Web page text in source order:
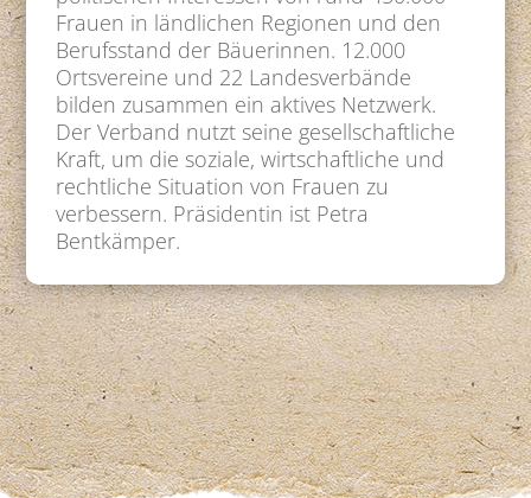
Frauen in ländlichen Regionen und den
Berufsstand der Bäuerinnen. 12.000
Ortsvereine und 22 Landesverbände
bilden zusammen ein aktives Netzwerk.
Der Verband nutzt seine gesellschaftliche
Kraft, um die soziale, wirtschaftliche und
rechtliche Situation von Frauen zu
verbessern. Präsidentin ist Petra
Bentkämper.